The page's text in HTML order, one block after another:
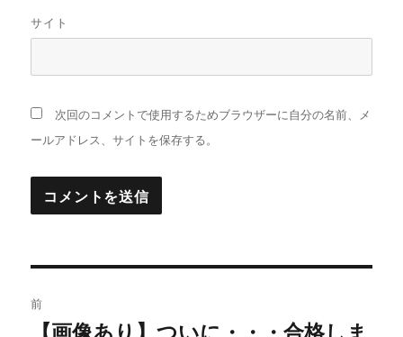
サイト
次回のコメントで使用するためブラウザーに自分の名前、メ
ールアドレス、サイトを保存する。
稿
前